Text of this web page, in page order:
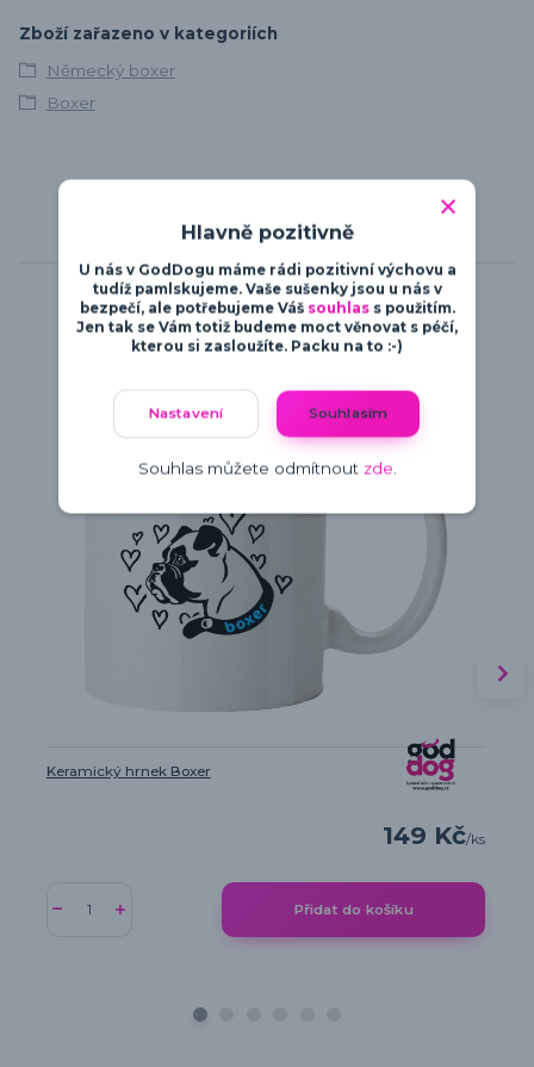
Zboží zařazeno v kategoriích
Německý boxer
Boxer
Související zboží 6
Keramický hrnek Boxer
149 Kč/ks
Přidat do košíku
Hlavně pozitivně
U nás v GodDogu máme rádi pozitivní výchovu a
tudíž pamlskujeme. Vaše sušenky jsou u nás v
bezpečí, ale potřebujeme Váš souhlass použitím.
Jen tak se Vám totiž budeme moct věnovat s péčí,
kterou si zasloužíte. Packu na to :-)
Nastavení Souhlasím
Souhlas můžete odmítnout zde.